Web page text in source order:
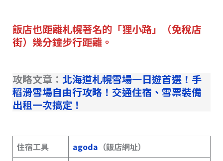
飯店也距離札幌著名的「狸小路」（免稅店
街）幾分鐘步行距離。
攻略文章： 北海道札幌雪場一日遊首選！手
稻滑雪場自由行攻略！交通住宿、雪票裝備
出租一次搞定！
住宿工具 agoda （飯店網址）